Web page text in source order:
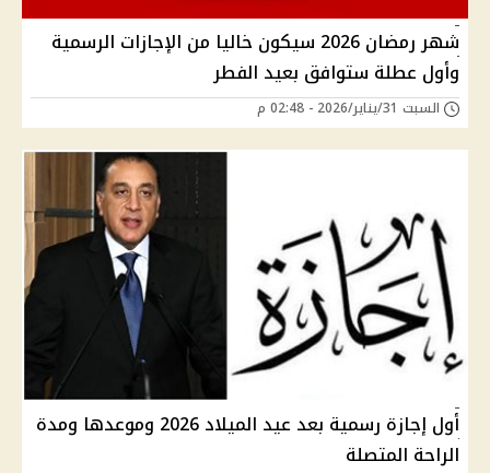
شهر رمضان 2026 سيكون خاليا من الإجازات الرسمية
وأول عطلة ستوافق بعيد الفطر
السبت 31/يناير/2026 - 02:48 م
أول إجازة رسمية بعد عيد الميلاد 2026 وموعدها ومدة
الراحة المتصلة